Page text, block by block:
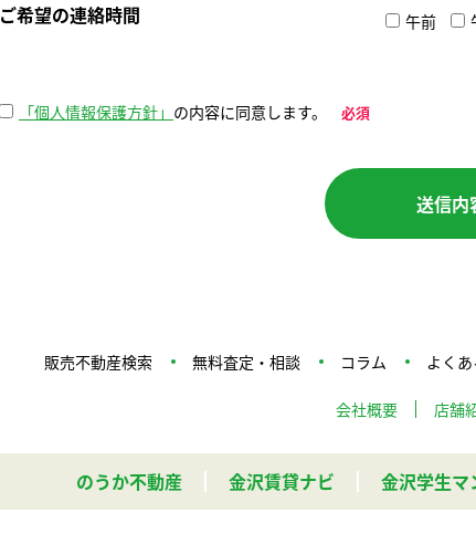
ご希望の連絡時間 午前
「個人情報保護方針」 の内容に同意します。 必須
送信内
販売不動産検索 無料査定・相談 コラム よく
会社概要 店舗
のうか不動産 金沢賃貸ナビ 金沢学生マ